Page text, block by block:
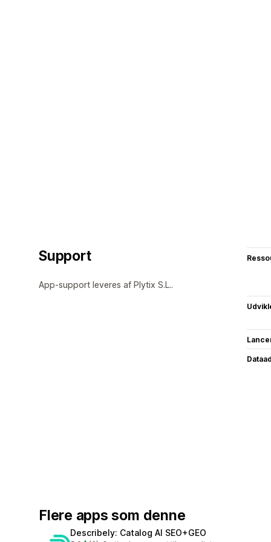
Support
App-support leveres af Plytix S.L..
Flere apps som denne
Describely: Catalog AI SEO+GEO